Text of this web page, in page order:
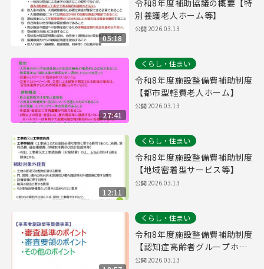
05:18
令和8年度補助協議の概要【特
別養護老人ホーム等】
公開2026.03.13
27:41
くらし・住まい
令和8年度施設整備費補助制度
【都市型軽費老人ホーム】
公開2026.03.13
12:11
くらし・住まい
令和8年度施設整備費補助制度
【地域密着型サービス等】
公開2026.03.13
くらし・住まい
令和8年度施設整備費補助制度
【認知症高齢者グループホー
ム】
公開2026.03.13